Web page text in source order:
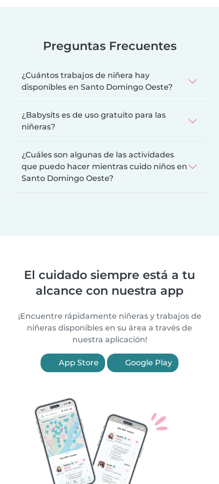
Preguntas Frecuentes
¿Cuántos trabajos de niñera hay
disponibles en Santo Domingo Oeste?
¿Babysits es de uso gratuito para las
niñeras?
¿Cuáles son algunas de las actividades
que puedo hacer mientras cuido niños en
Santo Domingo Oeste?
El cuidado siempre está a tu
alcance con nuestra app
¡Encuentre rápidamente niñeras y trabajos de
niñeras disponibles en su área a través de
nuestra aplicación!
App Store Google Play